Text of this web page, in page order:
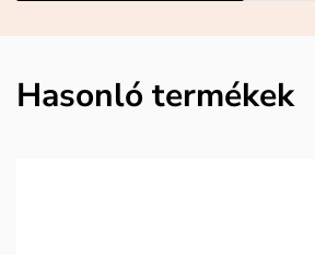
Hasonló termékek